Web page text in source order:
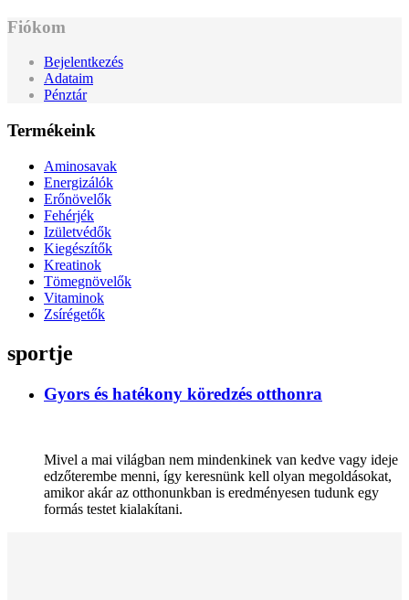
Fiókom
Bejelentkezés
Adataim
Pénztár
Termékeink
Aminosavak
Energizálók
Erőnövelők
Fehérjék
Izületvédők
Kiegészítők
Kreatinok
Tömegnövelők
Vitaminok
Zsírégetők
sportje
Gyors és hatékony köredzés otthonra
Mivel a mai világban nem mindenkinek van kedve vagy ideje
edzőterembe menni, így keresnünk kell olyan megoldásokat,
amikor akár az otthonunkban is eredményesen tudunk egy
formás testet kialakítani.